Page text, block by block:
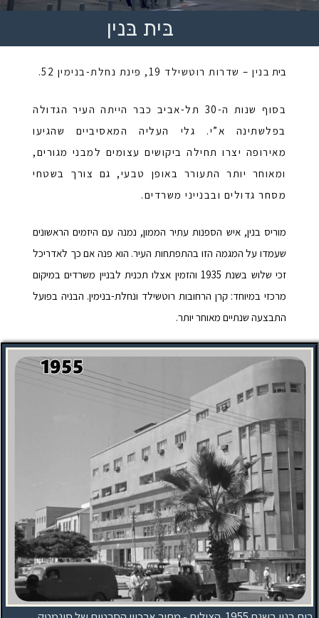
בּית בּנין
בית בנין – שדרות רוטשילד 19, פינת נחלת-בנימין 52.
בסוף שנות ה-30 תל-אביב כבר הייתה העיר הגדולה
בפלשתינה א”י. גלי העליה המאסיביים שהגיעו
מאירופה יצרו תחילה ביקושים עצומים למבני מגורים,
ומאוחר יותר התעורר באופן טבעי, גם צורך בשטחי
מסחר גדולים ובבנייני משרדים.
מוריס בנין, איש הספנות עתיר הממון, נמנה עם היזמים הראשונים
שעמדו על המגמה הזו בהתפתחות העיר. הוא פנה אם כך לאדריכל
זכי שלוש בשנת 1935 והזמין אצלו תכנית לבניין משרדים במיקום
מרכזי במיוחד: קרן הרחובות רוטשילד ונחלת-בנימין. הבניה בפועל
התבצעה שנתיים מאוחר יותר.